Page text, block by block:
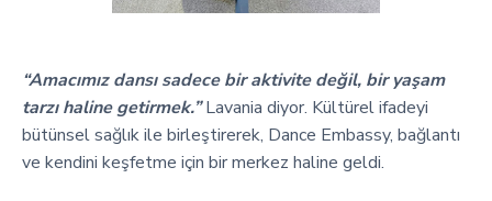
“Amacımız dansı sadece bir aktivite değil, bir yaşam
tarzı haline getirmek.” Lavania diyor. Kültürel ifadeyi
bütünsel sağlık ile birleştirerek, Dance Embassy, bağlantı
ve kendini keşfetme için bir merkez haline geldi.